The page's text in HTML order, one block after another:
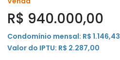
R$ 940.000,00
Condomínio mensal: R$ 1.146,43
Valor do IPTU: R$ 2.287,00